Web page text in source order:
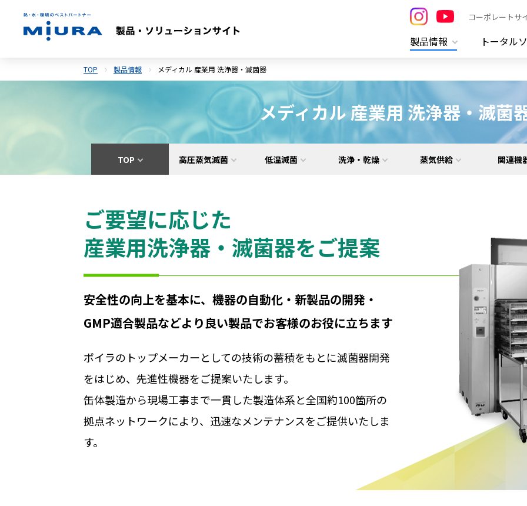
コーポレートサ
製品情報 トータル
TOP 製品情報 メディカル 産業用 洗浄器・滅菌器
メディカル 産業用 洗浄器・滅菌
TOP 高圧蒸気滅菌 低温滅菌 洗浄・乾燥 蒸気供給 関連機
ご要望に応じた
産業用洗浄器・滅菌器をご提案
安全性の向上を基本に、機器の自動化・新製品の開発・
GMP適合製品などより良い製品でお客様のお役に立ちます
ボイラのトップメーカーとしての技術の蓄積をもとに滅菌器開発
をはじめ、先進性機器をご提案いたします。
缶体製造から現場工事まで一貫した製造体系と全国約100箇所の
拠点ネットワークにより、迅速なメンテナンスをご提供いたしま
す。